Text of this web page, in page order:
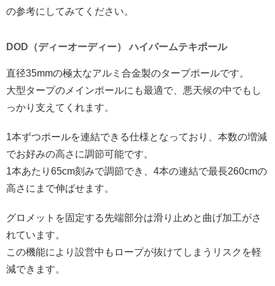
の参考にしてみてください。
DOD（ディーオーディー） ハイパームテキポール
直径35mmの極太なアルミ合金製のタープポールです。
大型タープのメインポールにも最適で、悪天候の中でもし
っかり支えてくれます。
1本ずつポールを連結できる仕様となっており、本数の増減
でお好みの高さに調節可能です。
1本あたり65cm刻みで調節でき、4本の連結で最長260cmの
高さにまで伸ばせます。
グロメットを固定する先端部分は滑り止めと曲げ加工がさ
れています。
この機能により設営中もロープが抜けてしまうリスクを軽
減できます。